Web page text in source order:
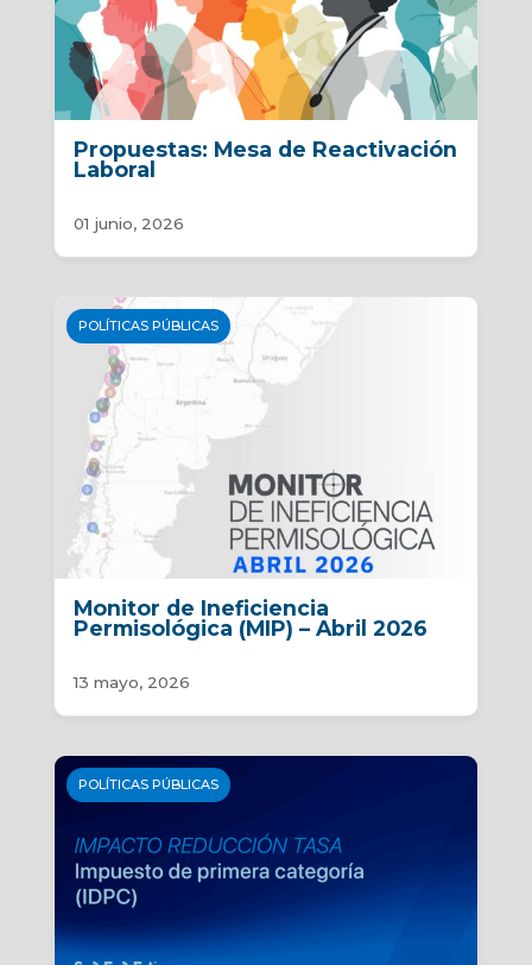
Propuestas: Mesa de Reactivación
Laboral
01 junio, 2026
POLÍTICAS PÚBLICAS
Monitor de Ineficiencia
Permisológica (MIP) – Abril 2026
13 mayo, 2026
POLÍTICAS PÚBLICAS